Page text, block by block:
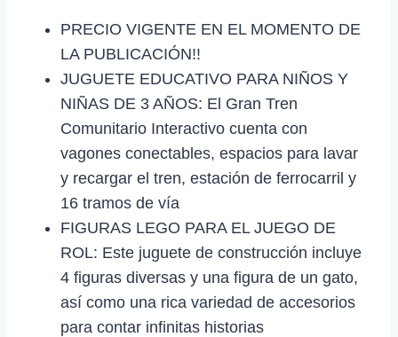
PRECIO VIGENTE EN EL MOMENTO DE
LA PUBLICACIÓN!!
JUGUETE EDUCATIVO PARA NIÑOS Y
NIÑAS DE 3 AÑOS: El Gran Tren
Comunitario Interactivo cuenta con
vagones conectables, espacios para lavar
y recargar el tren, estación de ferrocarril y
16 tramos de vía
FIGURAS LEGO PARA EL JUEGO DE
ROL: Este juguete de construcción incluye
4 figuras diversas y una figura de un gato,
así como una rica variedad de accesorios
para contar infinitas historias